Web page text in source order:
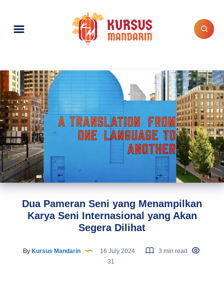
Dua Pameran Seni yang Menampilkan
Karya Seni Internasional yang Akan
Segera Dilihat
By Kursus Mandarin 16 July 2024
3 min read
31